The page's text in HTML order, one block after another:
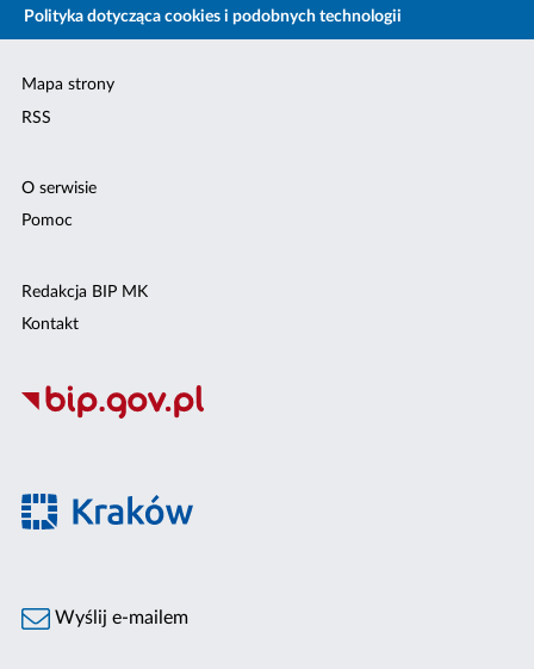
Polityka dotycząca cookies i podobnych technologii
Mapa strony
RSS
O serwisie
Pomoc
Redakcja BIP MK
Kontakt
Wyślij e-mailem